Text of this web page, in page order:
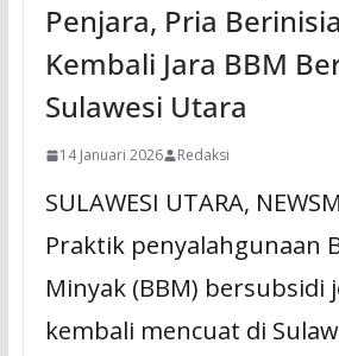
Penjara, Pria
Kembali Jara BBM
Sulawesi Utara
14 Januari 2026 Redaksi
SULAWESI UTARA,
Praktik penyalahgunaan
Minyak (BBM) bersubsidi
kembali mencuat di